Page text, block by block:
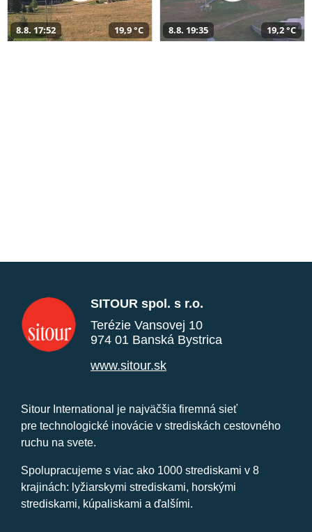
8.8. 17:52 19,9 °C 8.8. 19:35 19,2 °C
SITOUR spol. s r.o.
Terézie Vansovej 10
974 01 Banská Bystrica
www.sitour.sk
Sitour International je najväčšia firemná sieť
pre technologické inovácie v strediskách cestovného
ruchu na svete.
Spolupracujeme s viac ako 1000 strediskami v 8
krajinách: lyžiarskymi strediskami, horskými
strediskami, kúpaliskami a ďalšími.